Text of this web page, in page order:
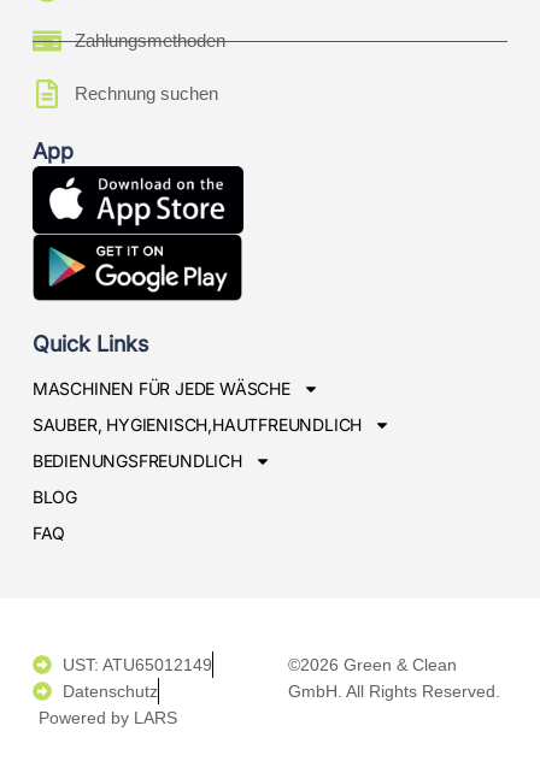
Zahlungsmethoden
Rechnung suchen
App
Quick Links
MASCHINEN FÜR JEDE WÄSCHE
SAUBER, HYGIENISCH,HAUTFREUNDLICH
BEDIENUNGSFREUNDLICH
BLOG
FAQ
UST: ATU65012149
Datenschutz
Powered by LARS
©2026 Green & Clean
GmbH. All Rights Reserved.